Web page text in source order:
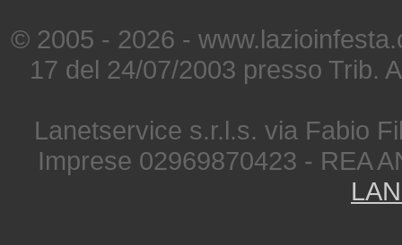
© 2005 - 2026 -
17 del 24/07/2003 presso Trib.
Lanetservice s.r.l.s. via Fabio
Imprese 02969870423 - REA